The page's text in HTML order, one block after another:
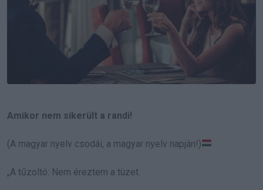
Amikor nem sikerült a randi!
(A magyar nyelv csodái, a magyar nyelv napján!)
„A tűzoltó: Nem éreztem a tüzet.